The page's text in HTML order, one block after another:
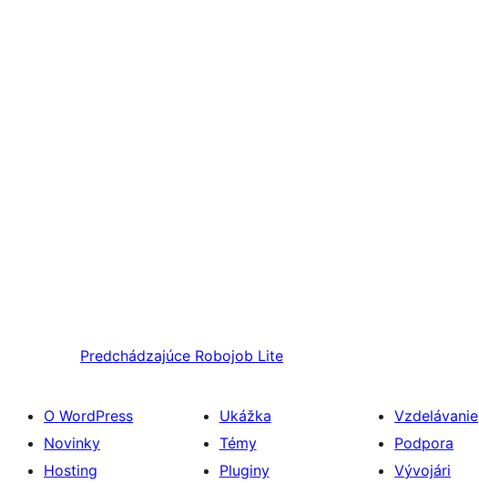
Predchádzajúce Robojob Lite
O WordPress
Novinky
Hosting
Ukážka
Témy
Pluginy
Vzdelávanie
Podpora
Vývojári